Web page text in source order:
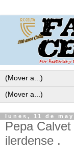
lunes, 11 de
Pepa
ilerdense .